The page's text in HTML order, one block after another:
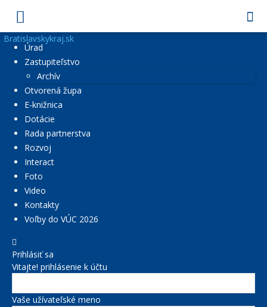
Bratislavskykraj.sk
Úrad
Zastupiteľstvo
Archív
Otvorená župa
E-knižnica
Dotácie
Rada partnerstva
Rozvoj
Interact
Foto
Video
Kontakty
Voľby do VÚC 2026
Prihlásiť sa
Vitajte! prihlásenie k účtu
Vaše užívateľské meno